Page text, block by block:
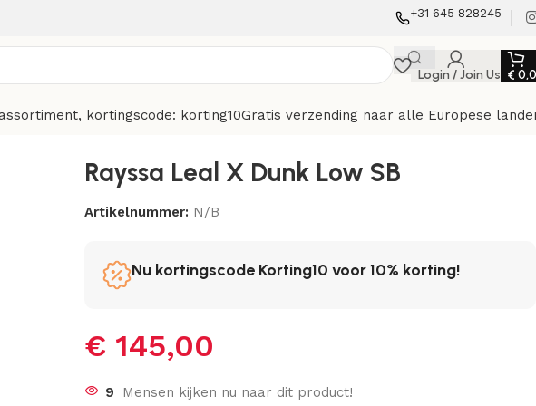
+31 645 828245
Login / Join Us €
kortingscode: korting10Gratis verzending naar alle Europese
Rayssa Leal X Dunk Low SB
Artikelnummer: N/B
Nu kortingscode Korting10 voor 10% korting!
€ 145,00
9 Mensen kijken nu naar dit product!